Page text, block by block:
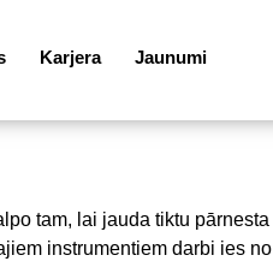
Karjera Jaunumi
tam, lai jauda tiktu
instrumentiem darbi ies